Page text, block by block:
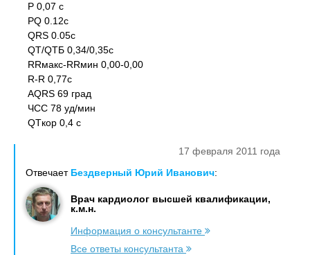
Р 0,07 с
PQ 0.12c
QRS 0.05c
QT/QTБ 0,34/0,35с
RRмакс-RRмин 0,00-0,00
R-R 0,77с
AQRS 69 град
ЧСС 78 уд/мин
QTкор 0,4 с
17 февраля 2011 года
Отвечает Бездверный Юрий Иванович:
Врач кардиолог высшей квалификации,
к.м.н.
Информация о консультанте
Все ответы консультанта